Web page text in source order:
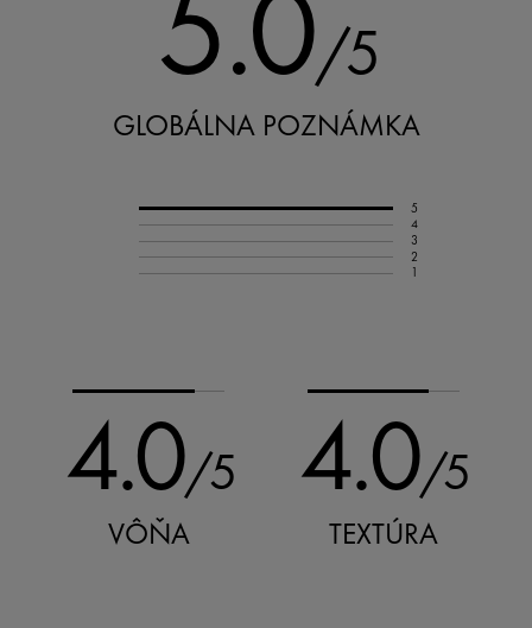
/5
GLOBÁLNA POZNÁMKA
5
4
3
2
1
4.0/5
VÔŇA
4.0/5
TEXTÚRA